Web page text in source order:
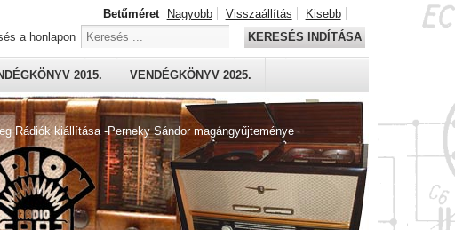
Rádiók kiállítása -Perneky Sándor magángyűjteménye
2015. VENDÉGKÖNYV 2025.
Betűméret Nagyobb Visszaállítás
Kisebb
a honlapon
KERESÉS INDÍTÁSA